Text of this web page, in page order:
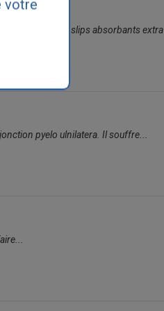
un paquet de slips absorbants extra
pyelo ulnilatera. Il souffre...
votre